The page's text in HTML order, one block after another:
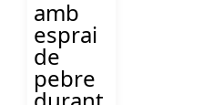
amb
esprai
de
pebre